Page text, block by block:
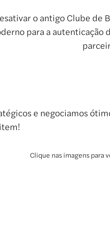
o antigo Clube
para a autenticação
e negociamos
Clique nas imagens para